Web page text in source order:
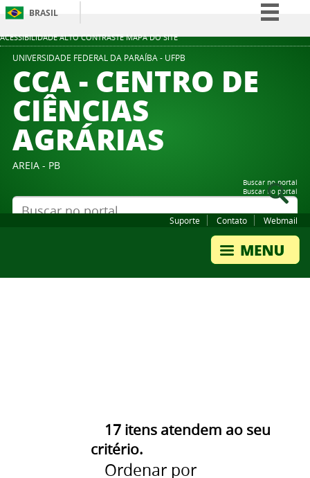
ACESSIBILIDADE ALTO CONTRASTE MAPA DO SITE
BRASIL
Simplifique!
Participe
UNIVERSIDADE FEDERAL DA PARAÍBA - UFPB
CCA - CENTRO DE
CIÊNCIAS
AGRÁRIAS
AREIA - PB
Buscar no portal
Buscar no portal
Suporte Contato Webmail
17 itens atendem ao seu
critério.
Ordenar por